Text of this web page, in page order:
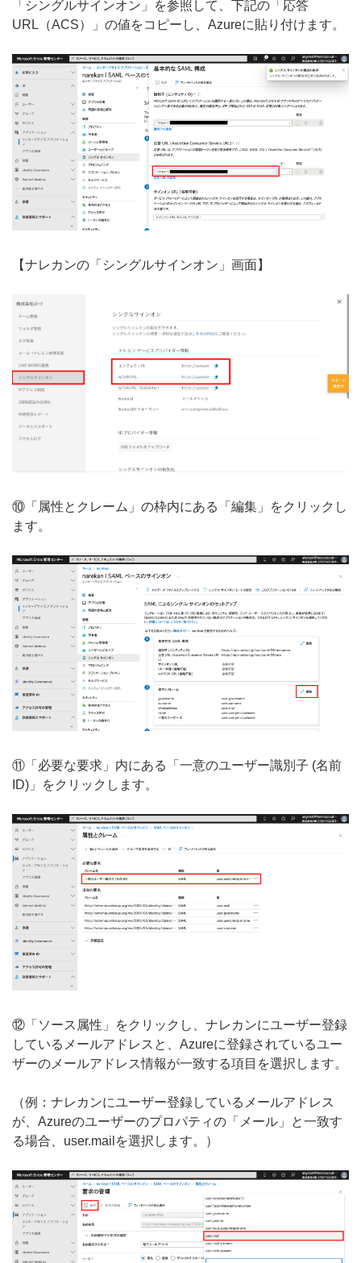
「シングルサインオン」を参照して、下記の「応答
URL（ACS）」の値をコピーし、Azureに貼り付けます。
【ナレカンの「シングルサインオン」画面】
⑩「属性とクレーム」の枠内にある「編集」をクリックし
ます。
⑪「必要な要求」内にある「一意のユーザー識別子 (名前
ID)」をクリックします。
⑫「ソース属性」をクリックし、ナレカンにユーザー登録
しているメールアドレスと、Azureに登録されているユー
ザーのメールアドレス情報が一致する項目を選択します。
（例：ナレカンにユーザー登録しているメールアドレス
が、Azureのユーザーのプロパティの「メール」と一致す
る場合、user.mailを選択します。）